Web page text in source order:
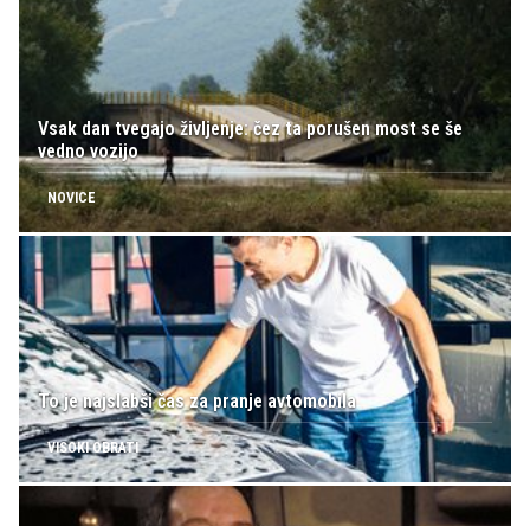
Vsak dan tvegajo življenje: čez ta porušen most se še
vedno vozijo
NOVICE
To je najslabši čas za pranje avtomobila
VISOKI OBRATI